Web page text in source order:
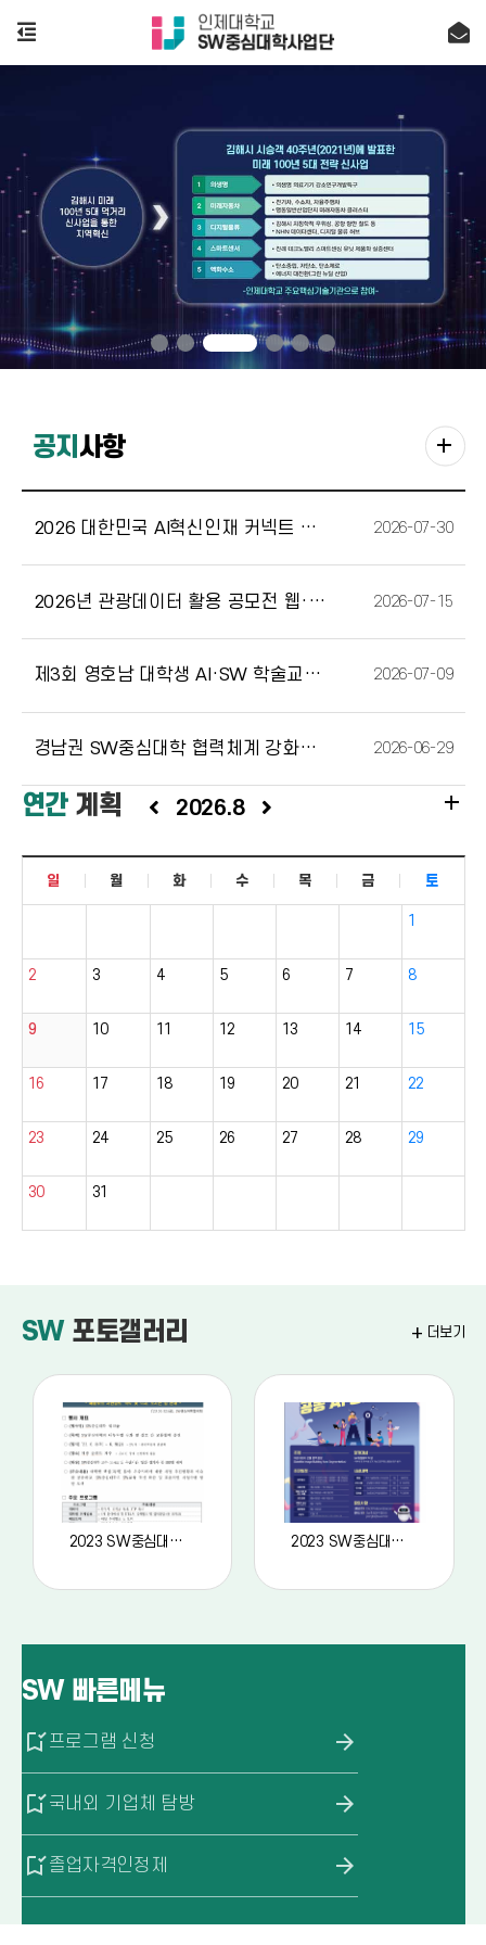
공지 사항 add
2026 대한민국 AI혁신인재 커넥트 행사[26.07.29. ~ 26.07.31.] 2026-07-30
2026년 관광데이터 활용 공모전 웹·앱 구현 부문 모집 안내(26. 7. 6.(월) … 2026-07-15
제3회 영호남 대학생 AI·SW 학술교류 대회」참가 안내 [2026.07.10.(금)] 2026-07-09
경남권 SW중심대학 협력체계 강화를 위한 업무협약(MOU) 쳬결 2026-06-29
연간 계획 2026.8 add
일 월 화 수 목 금 토
1
2 3 4 5 6 7 8
9 10 11 12 13 14 15
16 17 18 19 20 21 22
23 24 25 26 27 28 29
30 31
SW 포토갤러리 add 더보기
2023 SW중심대학 워크숍 안내문 2023 SW중심대학 공동 AI 경진대회
SW 빠른메뉴
bookmark_added프로그램 신청 arrow_forward
bookmark_added국내외 기업체 탐방 arrow_forward
bookmark_added졸업자격인정제 arrow_forward